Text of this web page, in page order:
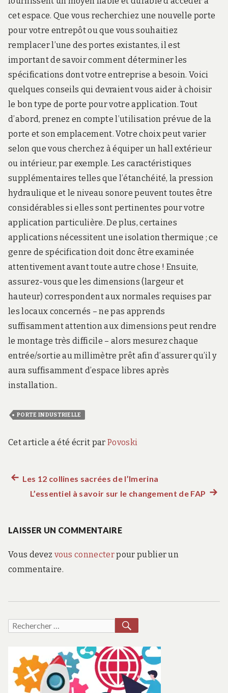
cet espace. Que vous recherchiez une nouvelle porte
pour votre entrepôt ou que vous souhaitiez
remplacer l’une des portes existantes, il est
important de savoir comment déterminer les
spécifications dont votre entreprise a besoin. Voici
quelques conseils qui devraient vous aider à choisir
le bon type de porte pour votre application. Tout
d’abord, prenez en compte l’utilisation prévue de la
porte et son emplacement. Votre choix peut varier
selon que vous cherchez à équiper un hall extérieur
ou intérieur, par exemple. Les caractéristiques
supplémentaires telles que l’étanchéité, la pression
hydraulique et le niveau sonore peuvent toutes être
considérables si elles sont pertinentes pour votre
application particulière. De plus, certaines
applications nécessitent une isolation thermique ; ce
genre de spécification doit donc être examinée
attentivement avant toute autre chose ! Ensuite,
assurez-vous que les dimensions (largeur et
hauteur) correspondent aux normales requises par
les locaux concernés – ne pas apprends
suffisamment attention aux dimensions peut rendre
le montage très difficile – alors mesurez chaque
entrée/sortie au millimètre prêt afin d’assurer qu’il y
aura suffisamment d’espace libres après
installation..
PORTE INDUSTRIELLE
Cet article a été écrit par Povoski
Navigation
l’article
Article
précédent :
Les 12 collines sacrées de l’Imerina
L’essentiel à savoir sur le changement de FAP
LAISSER UN COMMENTAIRE
Vous devez vous connecterpour publier un
commentaire.
Recherche